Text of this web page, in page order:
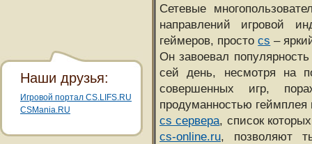
Сетевые
направлений игровой
геймеров, простоcs –
Он завоевал
сей день, несмотря на
совершенных игр,
продуманностью
cs сервера, список
cs-online.ru, позволяют
Наши друзья:
Игровой портал CS.LIFS.RU
CSMania.RU